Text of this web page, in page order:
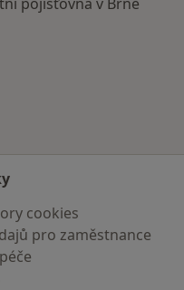
cookies
pro zaměstnance